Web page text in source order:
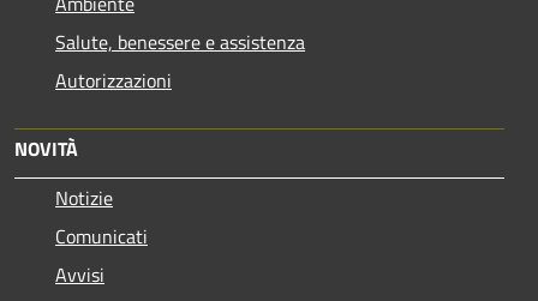
Salute, benessere e assistenza
Autorizzazioni
NOVITÀ
Notizie
Comunicati
Avvisi